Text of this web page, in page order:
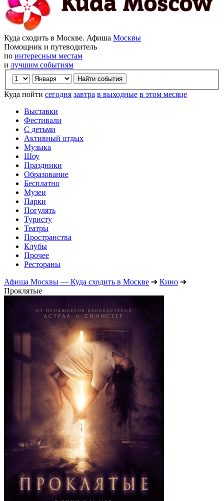
Куда сходить в Москве. Афиша Москвы
Помощник и путеводитель
по интересным местам
и лучшим событиям
Куда пойти сегодня завтра в выходные в этом месяце
Выставки
Фестивали
С детьми
Активный отдых
Музыка
Шоу
Праздники
Образование
Бесплатно
Музеи
Парки
Погулять
Туристу
Театры
Пространства
Клубы
Прочее
Рестораны
Афиша Москвы — Куда сходить в Москве ➔ Кино ➔
Проклятые